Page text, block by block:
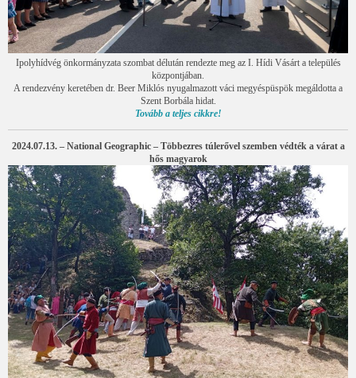
Ipolyhídvég önkormányzata szombat délután rendezte meg az I. Hídi Vásárt a település
központjában.
A rendezvény keretében dr. Beer Miklós nyugalmazott váci megyéspüspök megáldotta a
Szent Borbála hidat.
Tovább a teljes cikkre!
2024.07.13. – National Geographic – Többezres túlerővel szemben védték a várat a
hős magyarok